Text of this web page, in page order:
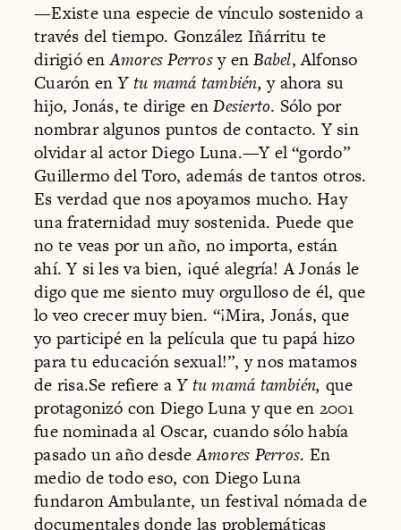
—Existe una especie de vínculo sostenido a
través del tiempo. González Iñárritu te
dirigió enAmores Perrosy enBabel, Alfonso
Cuarón enY tu mamá también,y ahora su
hijo, Jonás, te dirige enDesierto. Sólo por
nombrar algunos puntos de contacto. Y sin
olvidar al actor Diego Luna.—Y el “gordo”
Guillermo del Toro, además de tantos otros.
Es verdad que nos apoyamos mucho. Hay
una fraternidad muy sostenida. Puede que
no te veas por un año, no importa, están
ahí. Y si les va bien, ¡qué alegría! A Jonás le
digo que me siento muy orgulloso de él, que
lo veo crecer muy bien. “¡Mira, Jonás, que
yo participé en la película que tu papá hizo
para tu educación sexual!”, y nos matamos
de risa.Se refiere aY tu mamá también, que
protagonizó con Diego Luna y que en 2001
fue nominada al Oscar, cuando sólo había
pasado un año desdeAmores Perros. En
medio de todo eso, con Diego Luna
fundaron Ambulante, un festival nómada de
documentales donde las problemáticas